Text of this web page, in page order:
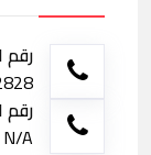
رقم
N/A